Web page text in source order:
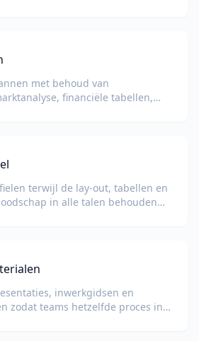
met behoud van
financiële tabellen,
terwijl de lay-out, tabellen en
in alle talen behouden
inwerkgidsen en
zodat teams hetzelfde proces in